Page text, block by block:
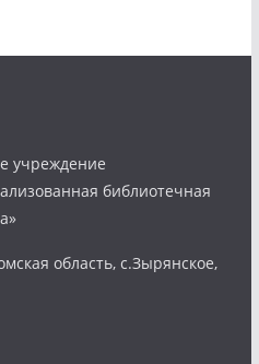
учреждение
библиотечная
область, с.Зырянское,